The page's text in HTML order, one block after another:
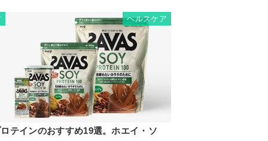
ヘルスケア
テインのおすすめ19選。ホエイ・ソ